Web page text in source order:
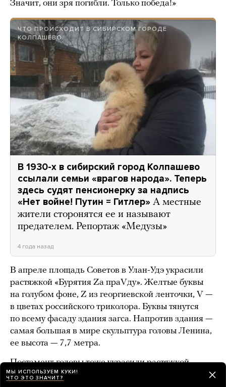
Значит, они зря погибли. Только победа!»
ЧТО ПРОИСХОДИТ В СИБИРСКОМ ГОРОДЕ
КОЛПАШЕВО
В 1930-х в сибирский город Колпашево
ссылали семьи «врагов народа». Теперь
здесь судят пенсионерку за надпись
«Нет войне! Путин = Гитлер» А местные
жители сторонятся ее и называют
предателем. Репортаж «Медузы»
4 года назад
В апреле площадь Советов в Улан-Удэ украсили
растяжкой «Бурятия Zа праVду». Желтые буквы
на голубом фоне, Z из георгиевской ленточки, V —
в цветах российского триколора. Буквы тянутся
по всему фасаду здания загса. Напротив здания —
самая большая в мире скульптура головы Ленина,
ее высота — 7,7 метра.
Постамент головы тоже украсили растяжкой
в цветах российского триколора с буквой Z. Через
МЫ ИСПОЛЬЗУЕМ КУКИ!
ЧТО ЭТО ЗНАЧИТ?